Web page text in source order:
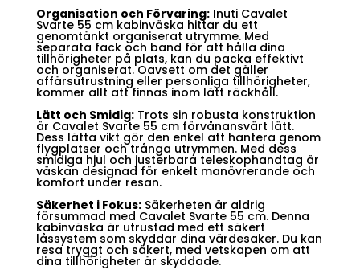
Organisation och Förvaring:Inuti Cavalet
Svarte 55 cm kabinväska hittar du ett
genomtänkt organiserat utrymme. Med
separata fack och band för att hålla dina
tillhörigheter på plats, kan du packa effektivt
och organiserat. Oavsett om det gäller
affärsutrustning eller personliga tillhörigheter,
kommer allt att finnas inom lätt räckhåll.
Lätt och Smidig:Trots sin robusta konstruktion
är Cavalet Svarte 55 cm förvånansvärt lätt.
Dess lätta vikt gör den enkel att hantera genom
flygplatser och trånga utrymmen. Med dess
smidiga hjul och justerbara teleskophandtag är
väskan designad för enkelt manövrerande och
komfort under resan.
Säkerhet i Fokus:Säkerheten är aldrig
försummad med Cavalet Svarte 55 cm. Denna
kabinväska är utrustad med ett säkert
låssystem som skyddar dina värdesaker. Du kan
resa tryggt och säkert, med vetskapen om att
dina tillhörigheter är skyddade.